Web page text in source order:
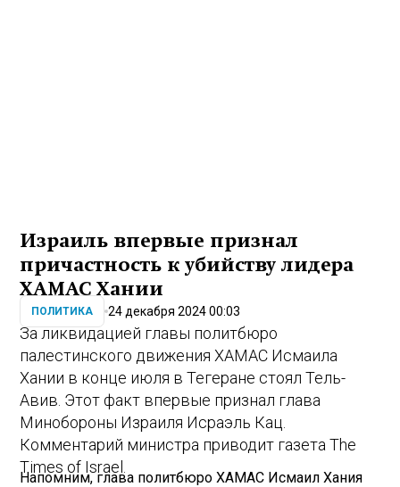
Израиль впервые признал
причастность к убийству лидера
ХАМАС Хании
ПОЛИТИКА 24 декабря 2024 00:03
За ликвидацией главы политбюро
палестинского движения ХАМАС Исмаила
Хании в конце июля в Тегеране стоял Тель-
Авив. Этот факт впервые признал глава
Минобороны Израиля Исраэль Кац.
Комментарий министра приводит газета The
Times of Israel.
Напомним, глава политбюро ХАМАС Исмаил Хания